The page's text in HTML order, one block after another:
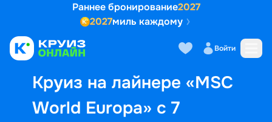
Раннее бронирование2027
2027миль каждому
Войти
Круиз на лайнере «MSC
World Europa» с 7
Выбор кают Маршрут и